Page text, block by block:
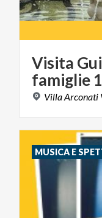
Visita
famiglie
VillaArconati
MUSICA E